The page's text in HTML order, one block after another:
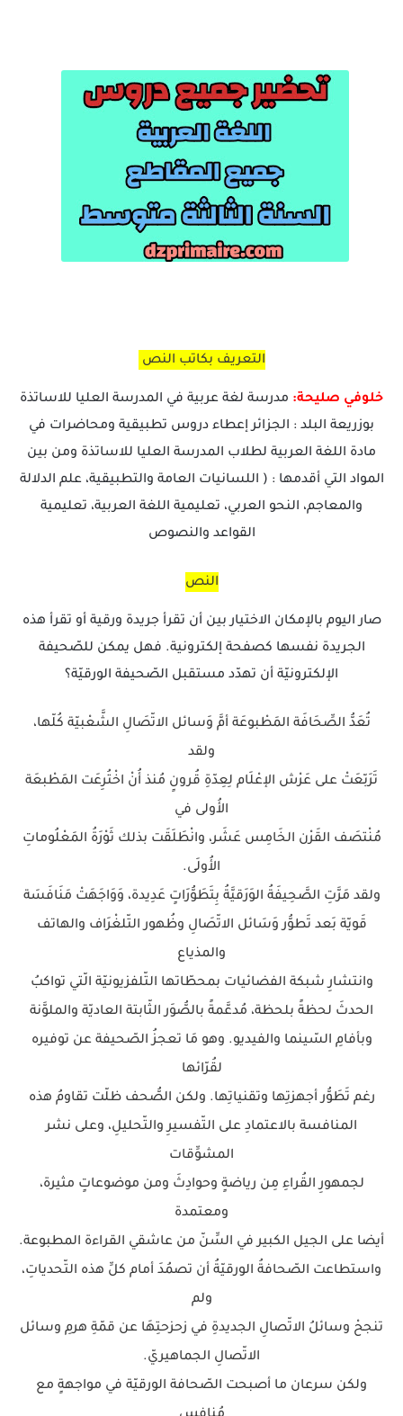
التعريف بكاتب النص
خلوفي صليحة: مدرسة لغة عربية في المدرسة العليا للاساتذة
بوزريعة البلد : الجزائر إعطاء دروس تطبيقية ومحاضرات في
مادة اللغة العربية لطلاب المدرسة العليا للاساتذة ومن بين
المواد التي أقدمها : ( اللسانيات العامة والتطبيقية، علم الدلالة
والمعاجم، النحو العربي، تعليمية اللغة العربية، تعليمية
القواعد والنصوص
النص
صار اليوم بالإمكان الاختيار بين أن تقرأ جريدة ورقية أو تقرأ هذه
الجريدة نفسها كصفحة إلكترونية. فهل يمكن للصّحيفة
الإلكترونيّة أن تهدّد مستقبل الصّحيفة الورقيّة؟
تُعَدُّ الصِّحَافَة المَطْبوعَة أمَّ وَسائل الاتّصَالِ الشَّعْبيّة كُلّها،
ولقد
تَرَبّعَتْ على عَرْش الإعْلَام لِعِدّةِ قُرونٍ مُنذ أُنْ اخْتُرِعَت المَطْبعَة
الأُولى في
مُنْتصَف القَرْن الخَامِس عَشَر، وانْطَلَقَت بذلك ثَوْرَةُ المَعْلُوماتِ
الأُولَى.
ولقد مَرَّتِ الصَّحِيفَةُ الوَرَقيَّةُ بِتَطَوُّرَاتٍ عَدِيدة، وَوَاجَهَتْ مَنَافَسَة
قَويّة بَعد تَطوُّر وَسَائل الاتّصَالِ وظُهور التّلغْرَاف والهاتف
والمذياع
وانتشارِ شبكة الفضائيات بمحطّاتها التّلفزيونيّة الّتي تواكبُ
الحدثَ لحظةً بلحظة، مُدعَّمةً بالصُّوَر الثّابتة العاديّة والملوَّنة
وبأفامِ السّينما والفيديو. وهو مَا تعجزُ الصّحيفة عن توفيره
لقُرّائها
رغم تَطَوُّر أجهزتِها وتقنياتِها. ولكن الصُّحف ظلّت تقاومُ هذه
المنافسة بالاعتمادِ على التّفسيرِ والتّحليلِ، وعلى نشر
المشوِّقات
لجمهورِ القُراءِ مِن رياضةٍ وحوادِثَ ومن موضوعاتٍ مثيرة،
ومعتمدة
أيضا على الجيل الكبير في السِّنّ من عاشقي القراءة المطبوعة.
واستطاعت الصّحافةُ الورقيّةُ أن تصمُدَ أمام كلِّ هذه التّحدياتِ،
ولم
تنجحْ وسائلُ الاتّصالِ الجديدةِ في زحزحتِهَا عن قمّةِ هرمِ وسائل
الاتّصالِ الجماهيريّ.
ولكن سرعان ما أصبحت الصّحافة الورقيّة في مواجهةٍ مع